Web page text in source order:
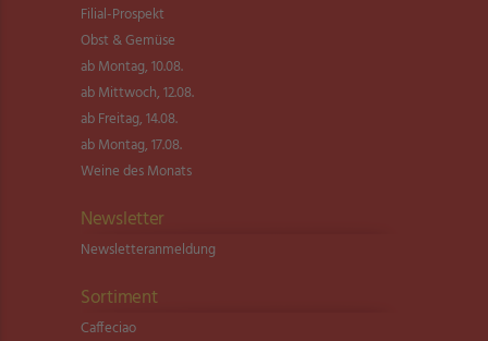
Filial-Prospekt
Obst & Gemüse
ab Montag, 10.08.
ab Mittwoch, 12.08.
ab Freitag, 14.08.
ab Montag, 17.08.
Weine des Monats
Newsletter
Newsletter­anmeldung
Sortiment
Caffeciao